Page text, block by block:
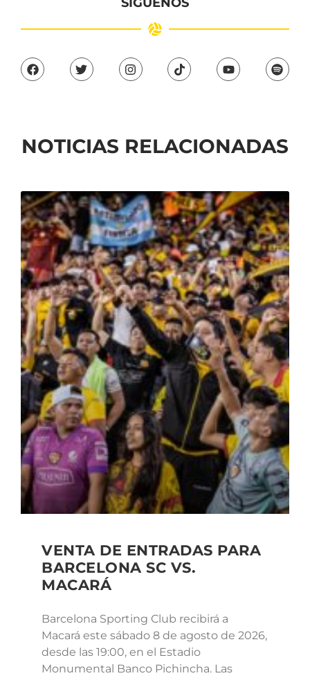
NOTICIAS RELACIONADAS
VENTA DE ENTRADAS PARA
BARCELONA SC VS.
MACARÁ
Barcelona Sporting Club recibirá a
Macará este sábado 8 de agosto de 2026,
desde las 19:00, en el Estadio
Monumental Banco Pichincha. Las